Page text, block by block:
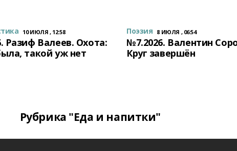
10 ИЮЛЯ , 12:58
Разиф Валеев. Охота:
такой уж нет
Поэзия 8 ИЮЛЯ , 06:54
№7.2026. Валентин
Круг завершён
Рубрика "Еда и напитки"